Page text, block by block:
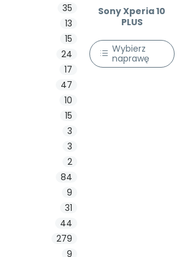
35
13
15
24
17
47
10
15
3
3
2
84
9
31
44
279
9
Sony Xperia 10
PLUS
Wybierz
naprawę